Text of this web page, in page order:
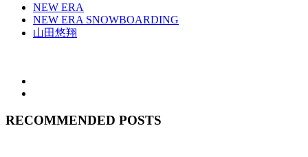
NEW ERA
NEW ERA SNOWBOARDING
山田悠翔
RECOMMENDED POSTS